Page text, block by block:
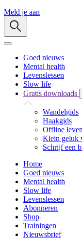
Meld je aan
Goed nieuws
Mental health
Levenslessen
Slow life
Gratis downloads
Wandelgids
Haakgids
Offline
Klein geluk
Schrijf een
Home
Goed nieuws
Mental health
Slow life
Levenslessen
Abonneren
Shop
Trainingen
Nieuwsbrief